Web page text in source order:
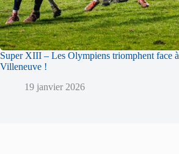
Super XIII – Les Olympiens triomphent face à
Villeneuve !
19 janvier 2026